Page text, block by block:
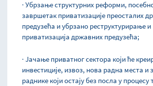
· Убрзање структурних реформи,
завршетак приватизације преосталих
предузећа и убрзано реструктурирање и
приватизација државних предузећа;
· Јачање приватног сектора који ће
инвестиције, извоз, нова радна места и
раднике који остају без посла у процесу